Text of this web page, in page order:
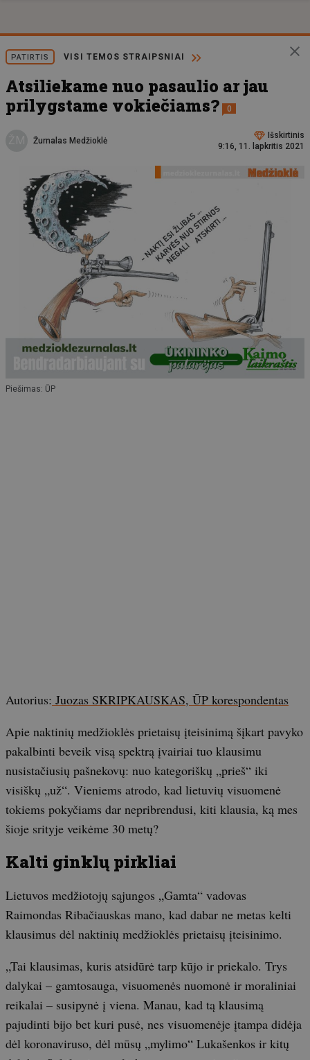
PATIRTIS VISI TEMOS STRAIPSNIAI
Atsiliekame nuo pasaulio ar jau
prilygstame vokiečiams?
0
Žurnalas Medžioklė
Išskirtinis
9:16, 11. lapkritis 2021
Piešimas: ŪP
Autorius: Juozas SKRIPKAUSKAS, ŪP korespondentas
Apie naktinių medžioklės prietaisų įteisinimą šįkart pavyko
pakalbinti beveik visą spektrą įvairiai tuo klausimu
nusistačiusių pašnekovų: nuo kategoriškų „prieš“ iki
visiškų „už“. Vieniems atrodo, kad lietuvių visuomenė
tokiems pokyčiams dar nepribrendusi, kiti klausia, ką mes
šioje srityje veikėme 30 metų?
Kalti ginklų pirkliai
Lietuvos medžiotojų sąjungos „Gamta“ vadovas
Raimondas Ribačiauskas mano, kad dabar ne metas kelti
klausimus dėl naktinių medžioklės prietaisų įteisinimo.
„Tai klausimas, kuris atsidūrė tarp kūjo ir priekalo. Trys
dalykai – gamtosauga, visuomenės nuomonė ir moraliniai
reikalai – susipynė į viena. Manau, kad tą klausimą
pajudinti bijo bet kuri pusė, nes visuomenėje įtampa didėja
dėl koronaviruso, dėl mūsų „mylimo“ Lukašenkos ir kitų